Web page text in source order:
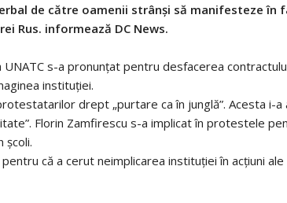
de către oamenii strânși să manifesteze în
Rus. informează DC News.
UNATC s-a pronunțat pentru desfacerea
instituției.
drept „purtare ca în junglă”. Acesta i-a
Florin Zamfirescu s-a implicat în protestele
școli.
că a cerut neimplicarea instituției în acțiuni